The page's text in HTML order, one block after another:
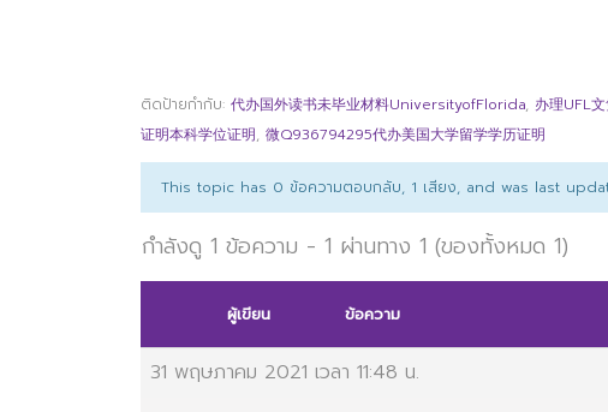
ติดป้ายกำกับ: 代办国外读书未毕业材料UniversityofFlorida, 办理UFL
证明本科学位证明, 微Q936794295代办美国大学留学学历证明
This topic has 0 ข้อความตอบกลับ, 1 เสียง, and was last
กำลังดู 1 ข้อความ - 1 ผ่านทาง 1 (ของทั้งหมด 1)
ผู้เขียน ข้อความ
31 พฤษภาคม 2021 เวลา 11:48 น.